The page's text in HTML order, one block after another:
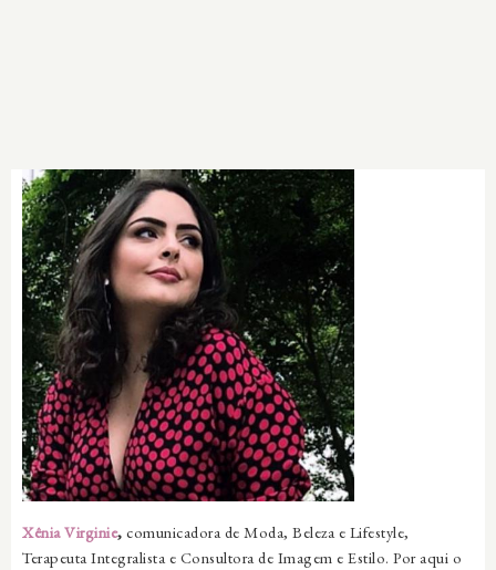
Xênia Virginie, comunicadora de Moda, Beleza e Lifestyle,
Terapeuta Integralista e Consultora de Imagem e Estilo. Por aqui o